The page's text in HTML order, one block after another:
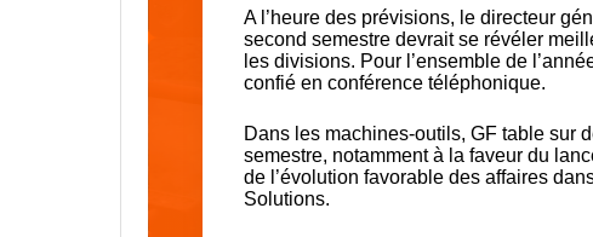
A l’heure des prévisions, le directeur
second semestre devrait se révéler
les divisions. Pour l’ensemble de
confié en conférence téléphonique.
Dans les machines-outils, GF table sur
semestre, notamment à la faveur du
de l’évolution favorable des affaires
Solutions.